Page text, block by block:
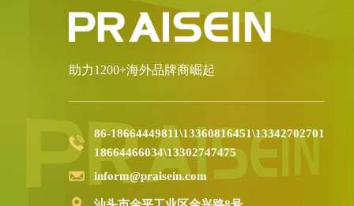
助力1200+海外品牌商崛起
86-18664449811\13360816451\13342702701
18664466034\13302747475
inform@praisein.com